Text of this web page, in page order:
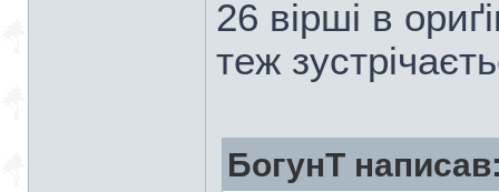
26 вірші в
теж
БогунТ